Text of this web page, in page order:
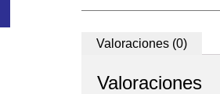
Valoraciones (0)
Valoraciones